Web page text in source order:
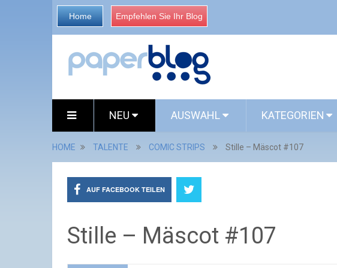
Home Empfehlen Sie Ihr Blog
NEU AUSWAHL KATEGORIEN
HOME TALENTE COMIC STRIPS Stille – Mäscot #107
AUF FACEBOOK TEILEN
Stille – Mäscot #107